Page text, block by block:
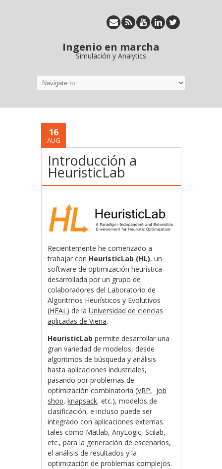
Ingenio en marcha
Simulación y Analytics
16
AUG
Introducción a
HeuristicLab
Recientemente he comenzado a
trabajar con HeuristicLab (HL), un
software de optimización heurística
desarrollada por un grupo de
colaboradores del Laboratorio de
Algoritmos Heurísticos y Evolutivos
(HEAL) de laUniversidad de ciencias
aplicadas de Viena.
HeuristicLabpermite desarrollar una
gran variedad de modelos, desde
algoritmos de búsqueda y análisis
hasta aplicaciones industriales,
pasando por problemas de
optimización combinatoria (VRP, job
shop,knapsack, etc.), modelos de
clasificación, e incluso puede ser
integrado con aplicaciones externas
tales como Matlab, AnyLogic, Scilab,
etc., para la generación de escenarios,
el análisis de resultados y la
optimización de problemas complejos.